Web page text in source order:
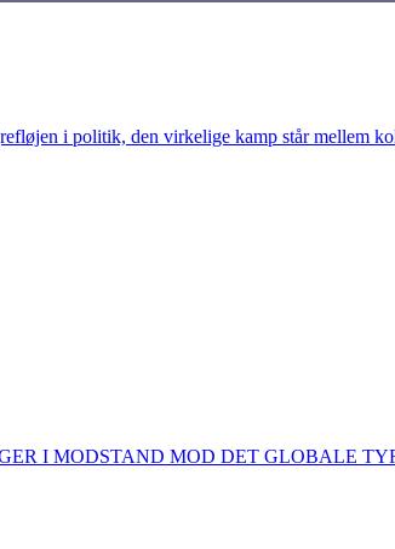
i politik, den virkelige kamp står mellem
I MODSTAND MOD DET GLOBALE